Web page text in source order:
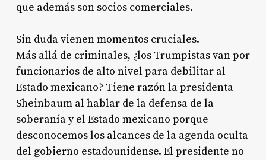
que además son socios comerciales.
Sin duda vienen momentos cruciales.
Más allá de criminales, ¿los Trumpistas van por
funcionarios de alto nivel para debilitar al
Estado mexicano? Tiene razón la presidenta
Sheinbaum al hablar de la defensa de la
soberanía y el Estado mexicano porque
desconocemos los alcances de la agenda oculta
del gobierno estadounidense. El presidente no